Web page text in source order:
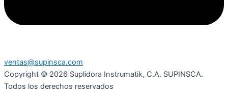
ventas@supinsca.com
Copyright © 2026 Suplidora Instrumatik, C.A. SUPINSCA.
Todos los derechos reservados